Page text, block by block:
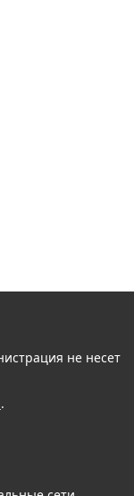
не несет
.